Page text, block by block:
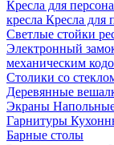
Кресла для
кресла Кресла для
Светлые стойки
Электронный
механическим
Столики со
Деревянные
Экраны
Гарнитуры
Барные столы